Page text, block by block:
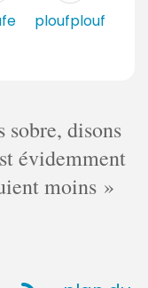
ploufplouf
disons
évidemment
moins